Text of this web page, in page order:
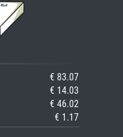
€ 83.07
€ 14.03
€ 46.02
€ 1.17